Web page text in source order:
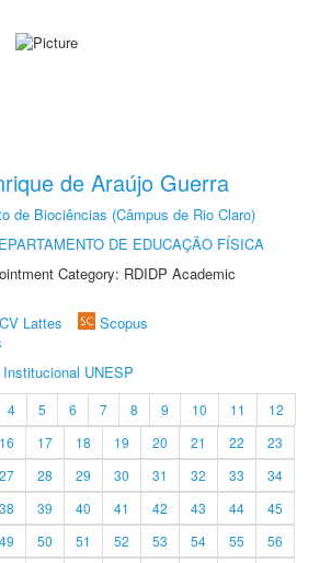
de Araújo Guerra
de Biociências (Câmpus de Rio Claro)
DE EDUCAÇÃO FÍSICA
Category: RDIDP Academic
CV Lattes
Scopus
UNESP
4 5 6 7 8 9 10 11
12
16 17 18 19 20 21 22
23
27 28 29 30 31 32 33
34
38 39 40 41 42 43 44
45
49 50 51 52 53 54 55
56